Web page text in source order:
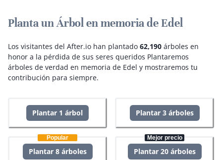
Planta un Árbol en memoria de Edel
Los visitantes del After.io han plantado 62,190 árboles en
honor a la pérdida de sus seres queridos Plantaremos
árboles de verdad en memoria de Edel y mostraremos tu
contribución para siempre.
Plantar 1 árbol Plantar 3 árboles
Popular
Plantar 8 árboles
Mejor precio
Plantar 20 árboles